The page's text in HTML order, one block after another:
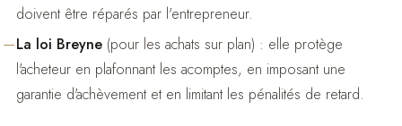
doivent être réparés par l'entrepreneur.
La loi Breyne(pour les achats sur plan) : elle protège
l'acheteur en plafonnant les acomptes, en imposant une
garantie d'achèvement et en limitant les pénalités de retard.